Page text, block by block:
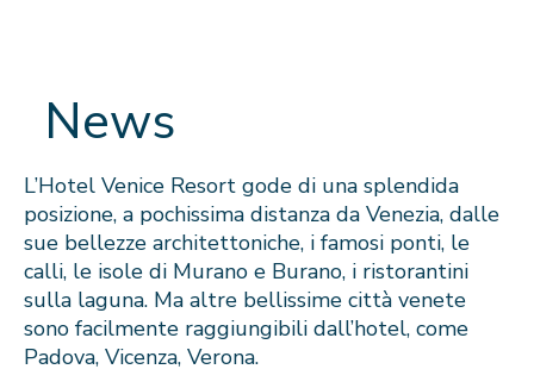
News
L’Hotel Venice Resort gode di una splendida
posizione, a pochissima distanza da Venezia, dalle
sue bellezze architettoniche, i famosi ponti, le
calli, le isole di Murano e Burano, i ristorantini
sulla laguna. Ma altre bellissime città venete
sono facilmente raggiungibili dall’hotel, come
Padova, Vicenza, Verona.